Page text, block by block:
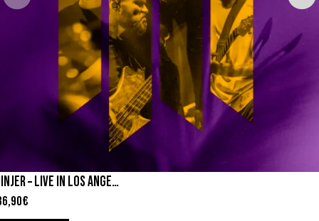
JINJER – LIVE IN LOS ANGELES
€